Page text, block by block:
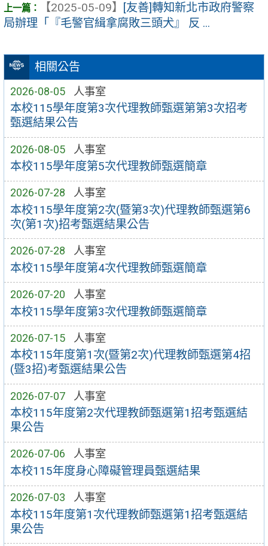
相關公告
2026-08-05 人事室
本校115學年度第3次代理教師甄選第第3次招考
甄選結果公告
2026-08-05 人事室
本校115學年度第5次代理教師甄選簡章
2026-07-28 人事室
本校115學年度第2次(暨第3次)代理教師甄選第6
次(第1次)招考甄選結果公告
2026-07-28 人事室
本校115學年度第4次代理教師甄選簡章
2026-07-20 人事室
本校115學年度第3次代理教師甄選簡章
2026-07-15 人事室
本校115年度第1次(暨第2次)代理教師甄選第4招
(暨3招)考甄選結果公告
2026-07-07 人事室
本校115年度第2次代理教師甄選第1招考甄選結
果公告
2026-07-06 人事室
本校115年度身心障礙管理員甄選結果
2026-07-03 人事室
本校115年度第1次代理教師甄選第1招考甄選結
果公告
【2025-05-09】 [友善]轉知新北市政府警察
局辦理「『毛警官緝拿腐敗三頭犬』 反 ...